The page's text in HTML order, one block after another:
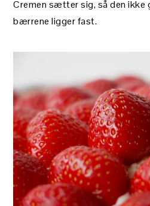
Cremen sætter sig, så den ikke
bærrene ligger fast.